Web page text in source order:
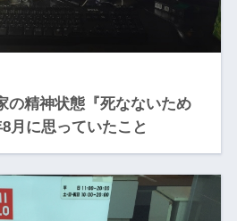
の精神状態『死なないため
月に思っていたこと